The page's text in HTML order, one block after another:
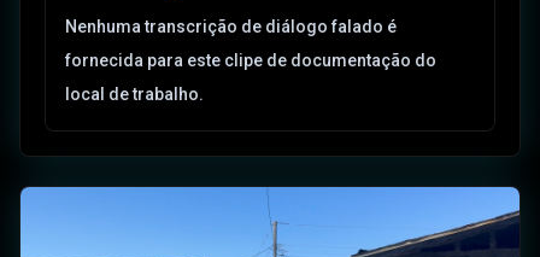
Nenhuma transcrição de diálogo falado é
fornecida para este clipe de documentação do
local de trabalho.